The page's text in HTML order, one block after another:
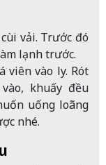
vải. Trước đó
lạnh trước.
viên vào ly. Rót
khuấy đều
uống loãng
nhé.